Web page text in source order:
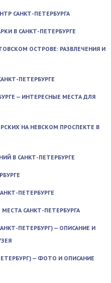
САНКТ-ПЕТЕРБУРГА
В САНКТ-ПЕТЕРБУРГЕ
ОСТРОВЕ: РАЗВЛЕЧЕНИЯ И
ПЕТЕРБУРГЕ
— ИНТЕРЕСНЫЕ МЕСТА ДЛЯ
НА НЕВСКОМ ПРОСПЕКТЕ В
В САНКТ-ПЕТЕРБУРГЕ
ПЕТЕРБУРГЕ
САНКТ-ПЕТЕРБУРГА
ПЕТЕРБУРГ) — ОПИСАНИЕ И
— ФОТО И ОПИСАНИЕ